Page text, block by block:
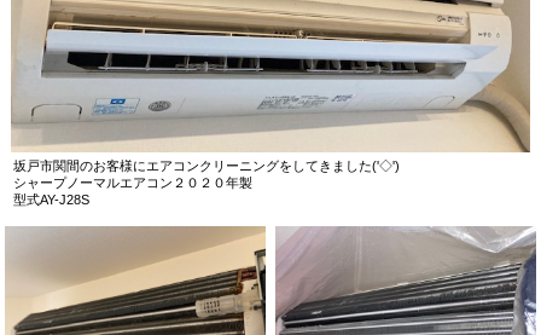
坂戸市関間のお客様にエアコンクリーニングをしてきました('◇')ゞ
シャープノーマルエアコン２０２０年製
型式AY-J28S